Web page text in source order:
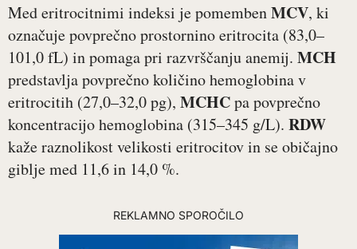
Med eritrocitnimi indeksi je pomembenMCV, ki
označuje povprečno prostornino eritrocita (83,0–
101,0 fL) in pomaga pri razvrščanju anemij. MCH
predstavlja povprečno količino hemoglobina v
eritrocitih (27,0–32,0 pg), MCHCpa povprečno
koncentracijo hemoglobina (315–345 g/L). RDW
kaže raznolikost velikosti eritrocitov in se običajno
giblje med 11,6 in 14,0 %.
REKLAMNO SPOROČILO